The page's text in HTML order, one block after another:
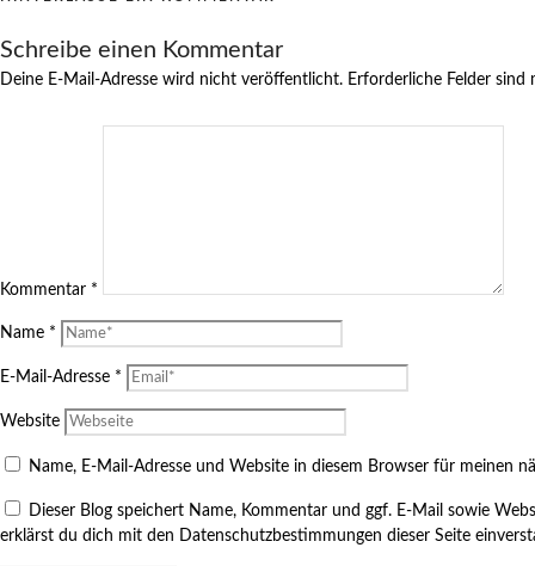
Schreibe einen Kommentar
Deine E-Mail-Adresse wird nicht veröffentlicht. Erforderliche Felder sind
Kommentar *
Name *
E-Mail-Adresse *
Website
Name, E-Mail-Adresse und Website in diesem Browser für meinen
Dieser Blog speichert Name, Kommentar und ggf. E-Mail sowie
erklärst du dich mit den Datenschutzbestimmungen dieser Seite